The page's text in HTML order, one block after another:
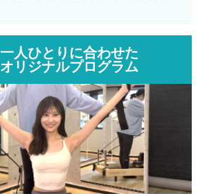
一人ひとりに合わせた
オリジナルプログラム